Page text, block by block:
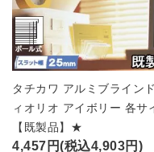
タチカワ アルミブライン
ィオリオ アイボリー 各サ
【既製品】★
4,457円(税込4,903円)